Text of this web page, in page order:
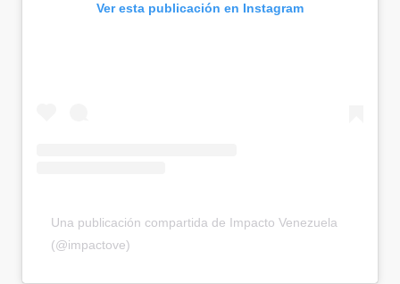
Ver esta publicación en Instagram
Una publicación compartida de Impacto Venezuela
(@impactove)